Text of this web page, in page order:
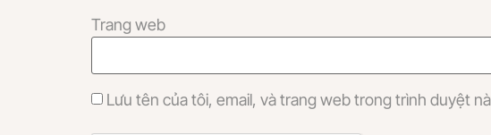
Trang web
Lưu tên của tôi, email, và trang web trong trình duyệt